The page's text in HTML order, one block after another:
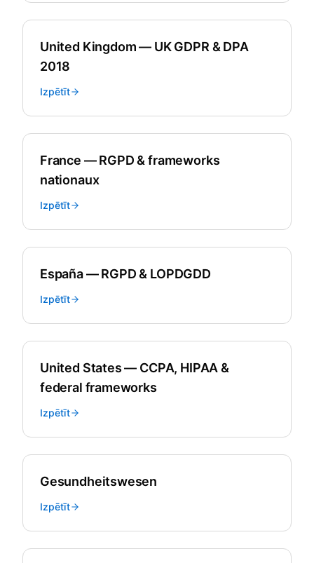
United Kingdom — UK GDPR & DPA
2018
Izpētīt
France — RGPD & frameworks
nationaux
Izpētīt
España — RGPD & LOPDGDD
Izpētīt
United States — CCPA, HIPAA &
federal frameworks
Izpētīt
Gesundheitswesen
Izpētīt